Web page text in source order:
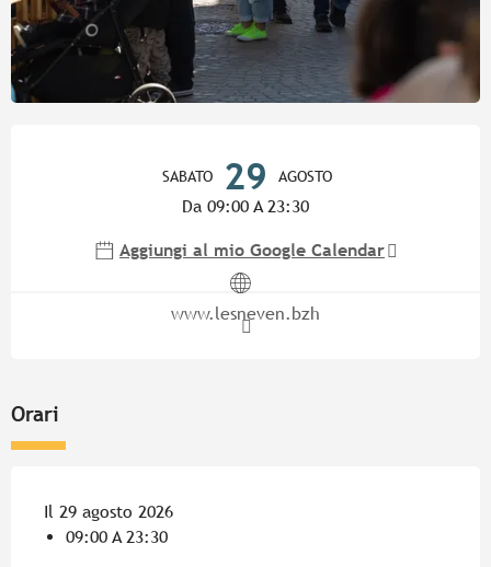
SABATO 29 AGOSTO
Da 09:00 A 23:30
Aggiungi al mio Google Calendar
www.lesneven.bzh
Orari
Il 29 agosto 2026
09:00 A 23:30